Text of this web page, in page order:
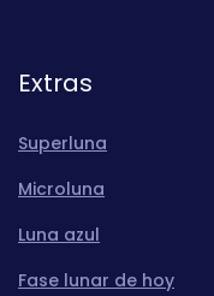
Extras
Superluna
Microluna
Luna azul
Fase lunar de hoy